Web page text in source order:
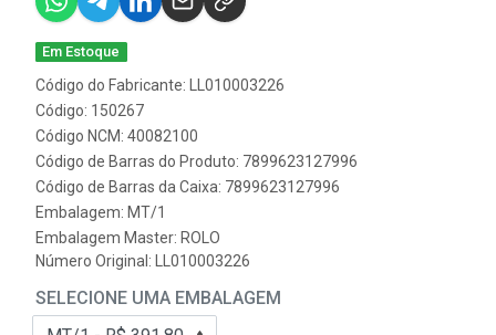
Em Estoque
Código do Fabricante: LL010003226
Código: 150267
Código NCM: 40082100
Código de Barras do Produto: 7899623127996
Código de Barras da Caixa: 7899623127996
Embalagem: MT/1
Embalagem Master: ROLO
Número Original: LL010003226
SELECIONE UMA EMBALAGEM